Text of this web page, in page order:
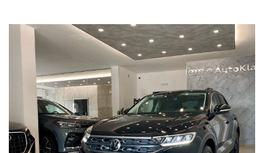
- 4KF Cristalli posteriori e Lunotto Oscurati
- Wc1 Driver Assistance Pack
- KA1 Videocamera per Retromarcia
- PF1 Adaptive Cruise Control e Front Assistance
- PAL Bracciolo Anteriore Centrale
- W99 Design Pack
- PFA Lane Assistance Mantenim di corsia
- 1S1 Martinetto e Attrezzi di Bordo
- 6YD Mirror Pack
- PLA Pacchetto Luce e Visibilità
- ZEX Radio composition media DAB